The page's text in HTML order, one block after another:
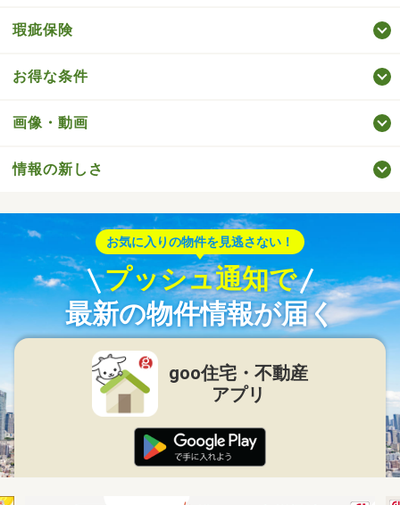
瑕疵保険
お得な条件
画像・動画
情報の新しさ
お気に入りの物件を見逃さない！
プッシュ通知で
最新の物件情報が届く
goo住宅・不動産
アプリ